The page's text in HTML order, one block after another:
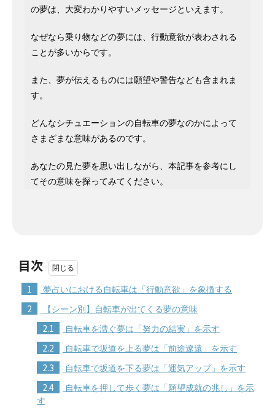
の夢は、大変わかりやすいメッセージといえます。
なぜなら乗り物などの夢には、行動意欲が表わされる
ことが多いからです。
また、夢が伝えるものには願望や警告なども含まれま
す。
どんなシチュエーションの自転車の夢なのかによって
さまざまな意味があるのです。
あなたの見た夢を思い出しながら、本記事を参考にし
てその意味を探ってみてください。
目次
1 夢占いにおける自転車は「行動意欲」を象徴する
2 【シーン別】自転車が出てくる夢の意味
2.1 自転車を漕ぐ夢は「努力の結実」を示す
2.2 自転車で坂道を上る夢は「前途遼遠」を示す
2.3 自転車で坂道を下る夢は「運気アップ」を示す
2.4
自転車を押して歩く夢は「願望成就の兆し」を示
す